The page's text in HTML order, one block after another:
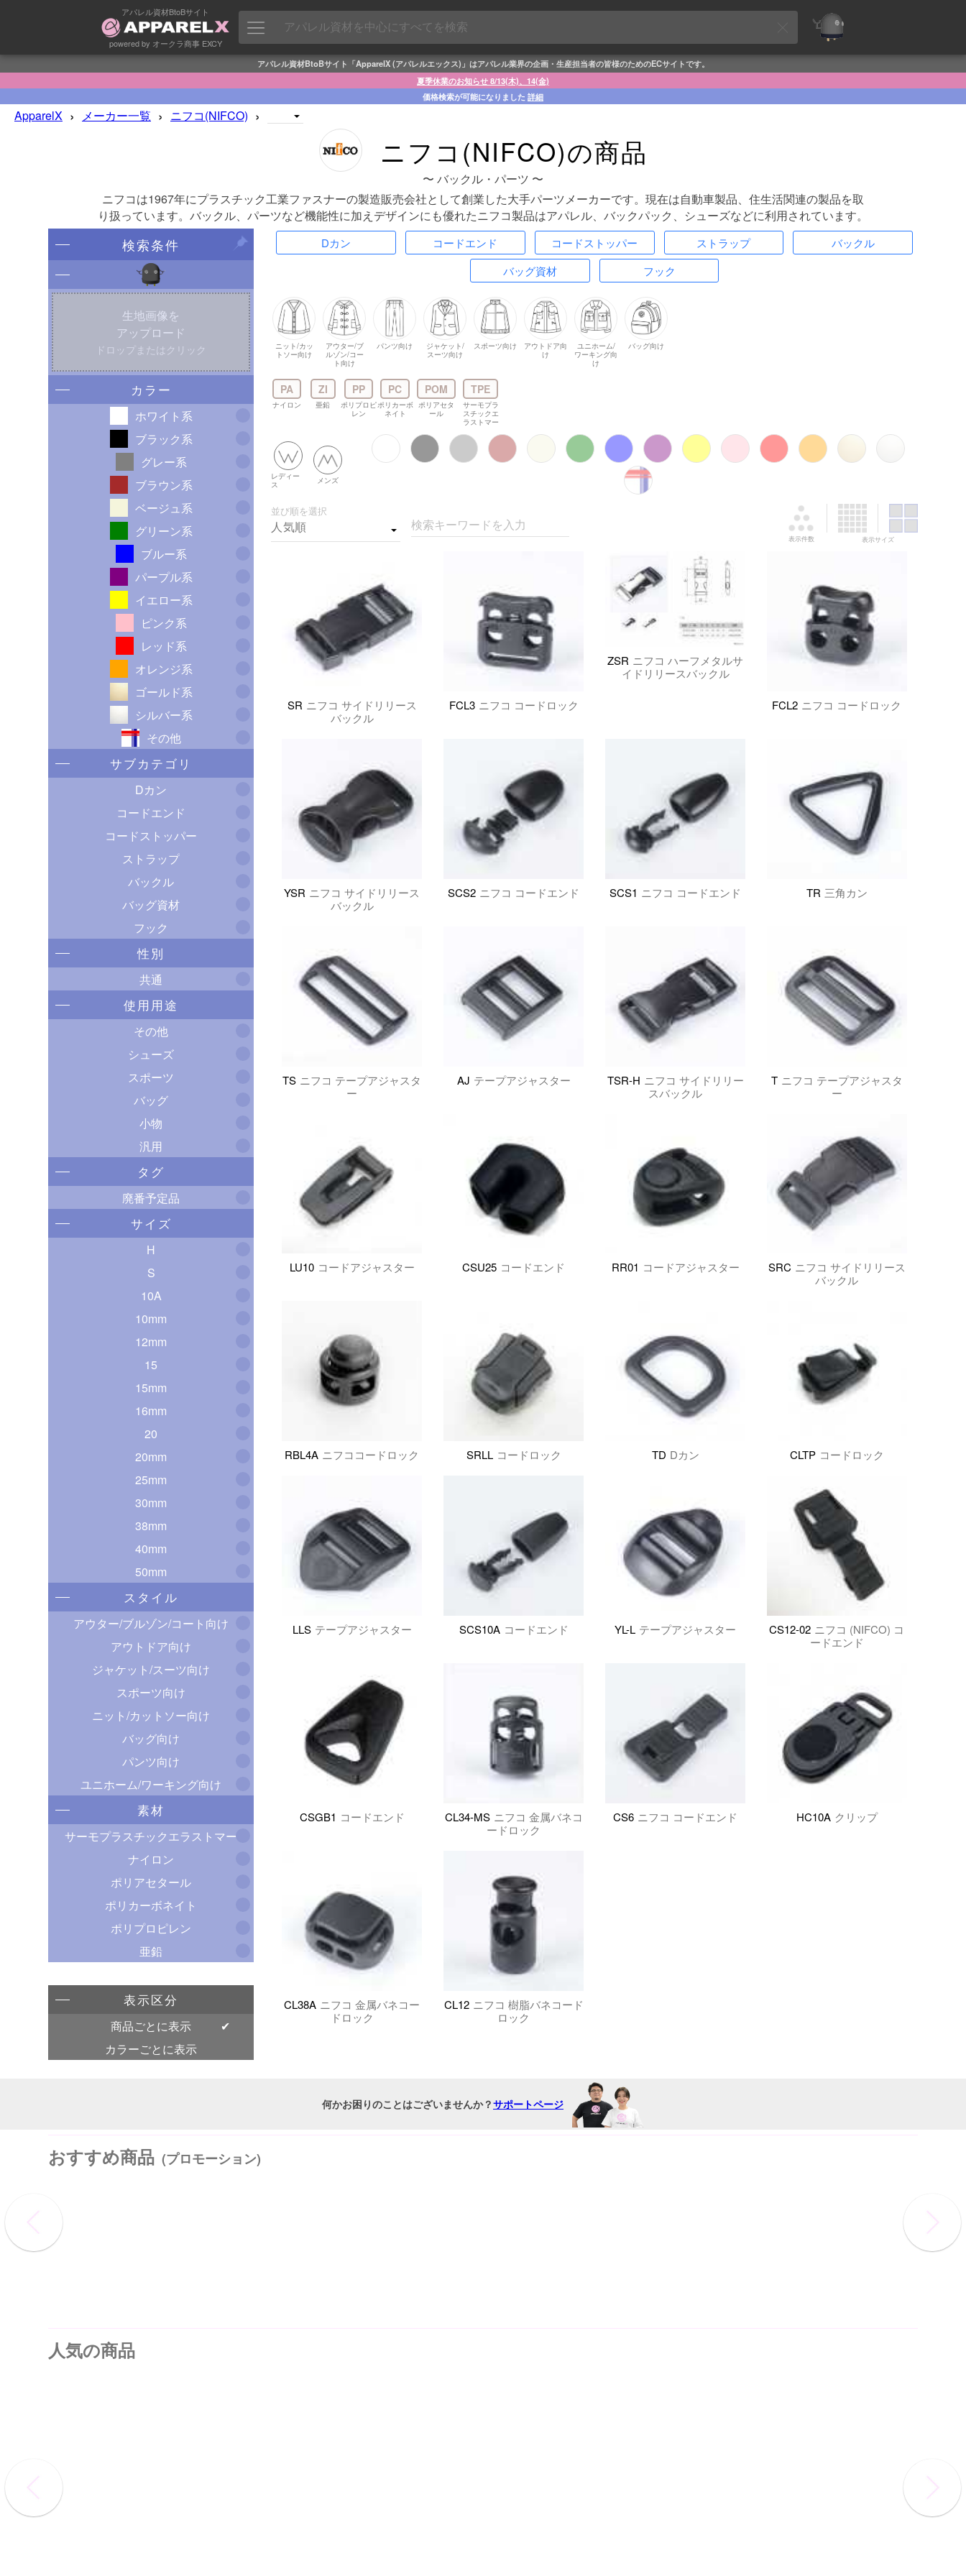
アパレル資材BtoBサイト
powered by オークラ商事 EXCY
アパレル資材BtoBサイト「ApparelX (アパレルエックス)」はアパレル業界の企画・生産担当者の皆様のためのECサイトです。
夏季休業のお知らせ 8/13(木)、14(金)
価格検索が可能になりました 詳細
ApparelX › メーカー一覧 › ニフコ(NIFCO) ›
ニフコ(NIFCO)の商品
〜 バックル・パーツ 〜
ニフコは1967年にプラスチック工業ファスナーの製造販売会社として創業した大手パーツメーカーです。現在は自動車製品、住生活関連の製品を取
り扱っています。バックル、パーツなど機能性に加えデザインにも優れたニフコ製品はアパレル、バックパック、シューズなどに利用されています。
検索条件
生地画像を
アップロード
ドロップまたはクリック
カラー
ホワイト系
ブラック系
グレー系
ブラウン系
ベージュ系
グリーン系
ブルー系
パープル系
イエロー系
ピンク系
レッド系
オレンジ系
ゴールド系
シルバー系
その他
サブカテゴリ
Dカン
コードエンド
コードストッパー
ストラップ
バックル
バッグ資材
フック
性別
共通
使用用途
その他
シューズ
スポーツ
バッグ
小物
汎用
タグ
廃番予定品
サイズ
H
S
10A
10mm
12mm
15
15mm
16mm
20
20mm
25mm
30mm
38mm
40mm
50mm
スタイル
アウター/ブルゾン/コート向け
アウトドア向け
ジャケット/スーツ向け
スポーツ向け
ニット/カットソー向け
バッグ向け
パンツ向け
ユニホーム/ワーキング向け
素材
サーモプラスチックエラストマー
ナイロン
ポリアセタール
ポリカーボネイト
ポリプロピレン
亜鉛
表示区分
商品ごとに表示
カラーごとに表示
Dカン コードエンド コードストッパー ストラップ
バックル
バッグ資材
フック
ニット/カッ
トソー向け
アウター/ブ
ルゾン/コー
ト向け
パンツ向け
ジャケット/
スーツ向け
スポーツ向け
アウトドア向
け
ユニホーム/
ワーキング向
け
バッグ向け
PA
ナイロン
ZI
亜鉛
PP
ポリプロピ
レン
PC
ポリカーボ
ネイト
POM
ポリアセタ
ール
TPE
サーモプラ
スチックエ
ラストマー
レディー
ス
メンズ
並び順を選択
検索キーワードを入力
表示件数 表示サイズ
SR ニフコ サイドリリース
バックル
FCL3 ニフコ コードロック
ZSR ニフコ ハーフメタルサ
イドリリースバックル
FCL2 ニフコ コードロック
YSR ニフコ サイドリリース
バックル
SCS2 ニフコ コードエンド SCS1 ニフコ コードエンド TR 三角カン
TS ニフコ テープアジャスタ
ー
AJ テープアジャスター TSR-H ニフコ サイドリリー
スバックル
T ニフコ テープアジャスタ
ー
LU10 コードアジャスター CSU25 コードエンド RR01 コードアジャスター SRC ニフコ サイドリリース
バックル
RBL4A ニフココードロック SRLL コードロック TD Dカン CLTP コードロック
LLS テープアジャスター SCS10A コードエンド YL-L テープアジャスター CS12-02 ニフコ (NIFCO) コ
ードエンド
CSGB1 コードエンド CL34-MS ニフコ 金属バネコ
ードロック
CS6 ニフコ コードエンド HC10A クリップ
CL38A ニフコ 金属バネコー
ドロック
CL12 ニフコ 樹脂バネコード
ロック
何かお困りのことはございませんか？サポートページ
おすすめ商品 (プロモーション)
人気の商品